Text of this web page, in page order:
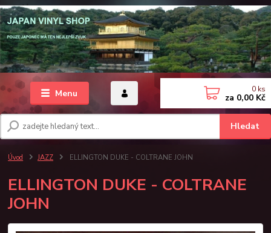
Menu
Hledat
0 ks
za 0,00 Kč
Úvod JAZZ ELLINGTON DUKE - COLTRANE JOHN
ELLINGTON DUKE - COLTRANE
JOHN